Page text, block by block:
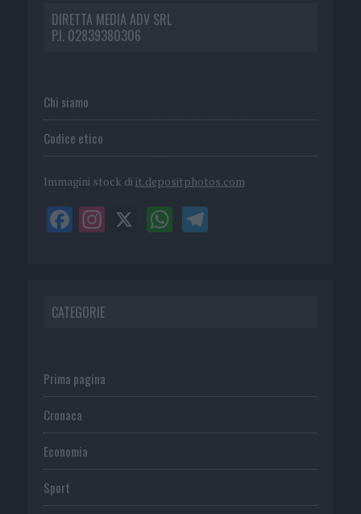
DIRETTA MEDIA ADV SRL
P.I. 02839380306
Chi siamo
Codice etico
Immagini stock di it.depositphotos.com
CATEGORIE
Prima pagina
Cronaca
Economia
Sport